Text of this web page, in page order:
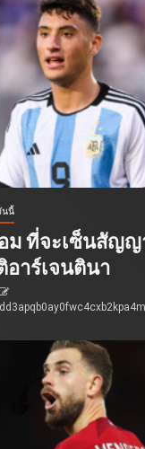
นนี้
ที่จะเซ็นสัญญ
อาร์เจนตินา